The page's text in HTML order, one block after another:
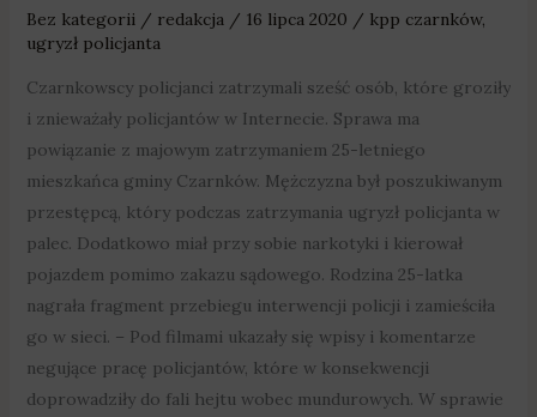
Bez kategorii/ redakcja / 16 lipca 2020 / kpp czarnków,
ugryzł policjanta
Czarnkowscy policjanci zatrzymali sześć osób, które groziły
i znieważały policjantów w Internecie. Sprawa ma
powiązanie z majowym zatrzymaniem 25-letniego
mieszkańca gminy Czarnków. Mężczyzna był poszukiwanym
przestępcą, który podczas zatrzymania ugryzł policjanta w
palec. Dodatkowo miał przy sobie narkotyki i kierował
pojazdem pomimo zakazu sądowego. Rodzina 25-latka
nagrała fragment przebiegu interwencji policji i zamieściła
go w sieci. – Pod filmami ukazały się wpisy i komentarze
negujące pracę policjantów, które w konsekwencji
doprowadziły do fali hejtu wobec mundurowych. W sprawie